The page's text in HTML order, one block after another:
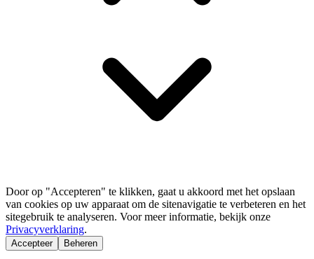
Door op "Accepteren" te klikken, gaat u akkoord met het opslaan
van cookies op uw apparaat om de sitenavigatie te verbeteren en het
sitegebruik te analyseren. Voor meer informatie, bekijk onze
Privacyverklaring.
Accepteer Beheren